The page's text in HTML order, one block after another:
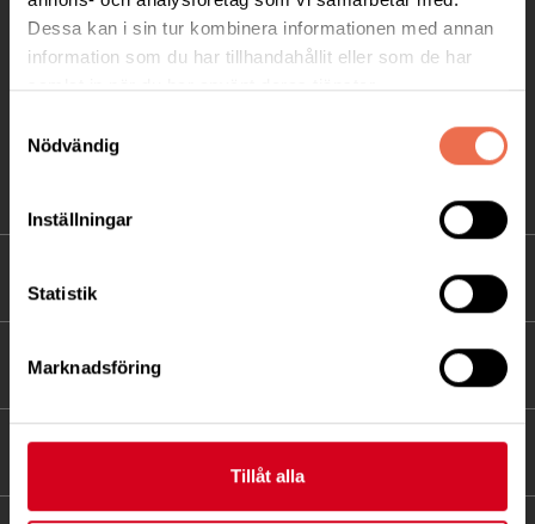
Dessa kan i sin tur kombinera informationen med annan
information som du har tillhandahållit eller som de har
samlat in när du har använt deras tjänster.
Nödvändig
Inställningar
Statistik
Marknadsföring
Tillåt alla
info@neuro.se
PG 90 10 07-5 | BG 901-0075 | Swishgåva 90 100
FÖR MEDLEMMAR